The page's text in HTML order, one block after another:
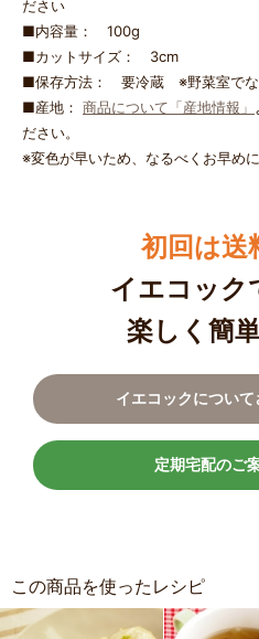
ださい
■内容量： 100g
■カットサイズ： 3cm
■保存方法： 要冷蔵 ※野菜室でな
■産地： 商品について「産地情報」
ださい。
※変色が早いため、なるべくお早め
初回は送
イエコック
楽しく簡
イエコックについ
定期宅配のご
この商品を使ったレシピ